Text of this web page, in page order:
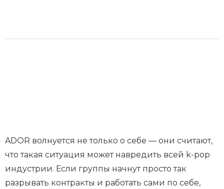
ADOR волнуется не только о себе — они считают,
что такая ситуация может навредить всей k-pop
индустрии. Если группы начнут просто так
разрывать контракты и работать сами по себе,